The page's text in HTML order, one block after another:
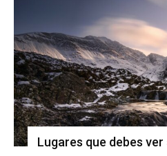
Lugares que debes